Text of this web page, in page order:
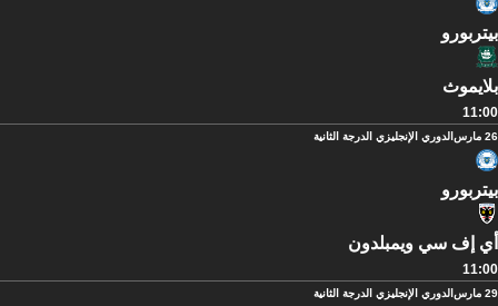
بيتربورو
بلايموث
11:00
26 مارس الدوري الإنجليزي الدرجة الثانية
بيتربورو
أي إف سي ويمبلدون
11:00
29 مارس الدوري الإنجليزي الدرجة الثانية